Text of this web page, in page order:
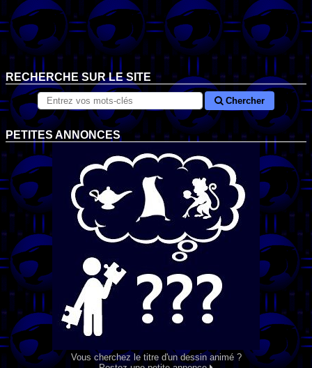
RECHERCHE SUR LE SITE
Chercher
PETITES ANNONCES
Vous cherchez le titre d'un dessin animé ?